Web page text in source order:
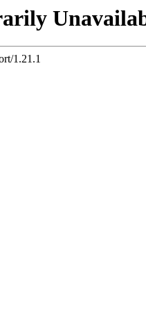
1.21.1